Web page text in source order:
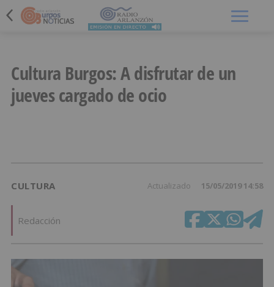
Cultura Burgos: A disfrutar de un
jueves cargado de ocio
CULTURA Actualizado 15/05/2019 14:58
Redacción